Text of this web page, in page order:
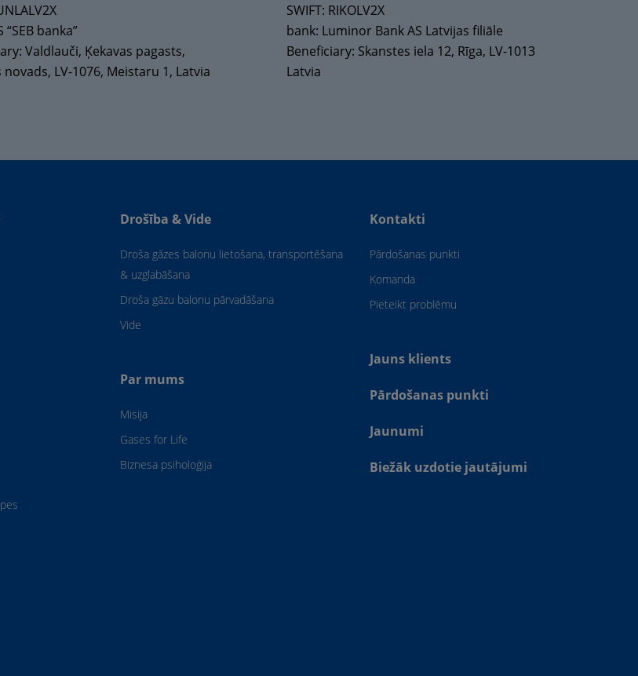
“SEB banka”
Valdlauči, Ķekavas pagasts,
novads, LV-1076, Meistaru 1, Latvia
SWIFT: RIKOLV2X
bank: Luminor Bank AS Latvijas filiāle
Beneficiary: Skanstes iela 12, Rīga, LV-1013
Latvia
Drošība & Vide
Droša gāzes balonu lietošana, transportēšana
& uzglabāšana
Droša gāzu balonu pārvadāšana
Vide
Par mums
Misija
Gases for Life
Biznesa psiholoģija
Kontakti
Pārdošanas punkti
Komanda
Pieteikt problēmu
Jauns klients
Pārdošanas punkti
Jaunumi
Biežāk uzdotie jautājumi